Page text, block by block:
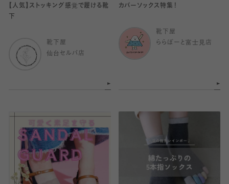
【人気】ストッキング感覚で履ける靴
下
靴下屋
仙台セルバ店
カバーソックス特集！
靴下屋
ららぽーと富士見店